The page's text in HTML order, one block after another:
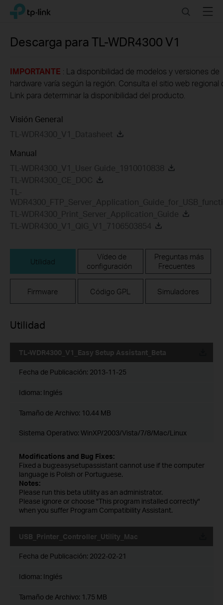
Click
navigation
TP-Link, Reliably Smart SearchMenu
Descarga para TL-WDR4300 V1
IMPORTANTE : La disponibilidad de modelos y versiones de
hardware varía según la región. Consulta el sitio web regional
Link para determinar la disponibilidad del producto.
Visión General
TL-WDR4300_V1_Datasheet
Manual
TL-WDR4300_V1_User Guide_1910010838
TL-WDR4300_CE_DOC
TL-
TL-WDR4300_Print_Server_Application_Guide
TL-WDR4300_V1_QIG_V1_7106503854
Utilidad
Vídeo de
configuración
Preguntas más
Frecuentes
Firmware Código GPL Simuladores
Utilidad
TL-WDR4300_V1_Easy Setup Assistant_Beta
Fecha de Publicación: 2013-11-25
Idioma: Inglés
Tamaño de Archivo: 10.44 MB
Sistema Operativo: WinXP/2003/Vista/7/8/Mac/Linux
Modifications and Bug Fixes:
Fixed a bug:easysetupassistant cannot use if the computer
language is Polish or Portuguese.
Notes:
Please run this beta utility as an administrator.
Please ignore or choose "This program installed correctly"
when you suffer Program Compatibility Assistant.
USB_Printer_Controller_Utility_Mac
Fecha de Publicación: 2022-02-21
Idioma: Inglés
Tamaño de Archivo: 1.75 MB